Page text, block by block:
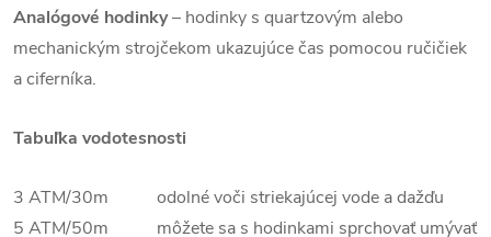
Analógové hodinky– hodinky s quartzovým alebo
mechanickým strojčekom ukazujúce čas pomocou ručičiek
a ciferníka.
Tabuľka vodotesnosti
3 ATM/30m odolné voči striekajúcej vode a dažďu
5 ATM/50m môžete sa s hodinkami sprchovať umývať